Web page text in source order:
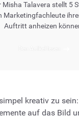
Talavera stellt 5
Marketingfachleute
Auftritt anheizen
kreativ zu
auf das Bild